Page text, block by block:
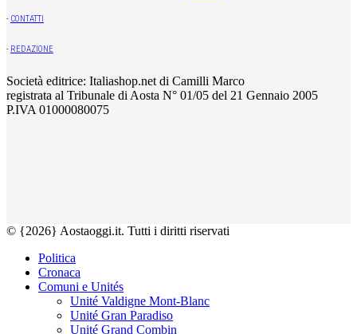
- CONTATTI
- REDAZIONE
Società editrice: Italiashop.net di Camilli Marco
registrata al Tribunale di Aosta N° 01/05 del 21 Gennaio 2005
P.IVA 01000080075
© {2026} Aostaoggi.it. Tutti i diritti riservati
Politica
Cronaca
Comuni e Unités
Unité Valdigne Mont-Blanc
Unité Gran Paradiso
Unité Grand Combin